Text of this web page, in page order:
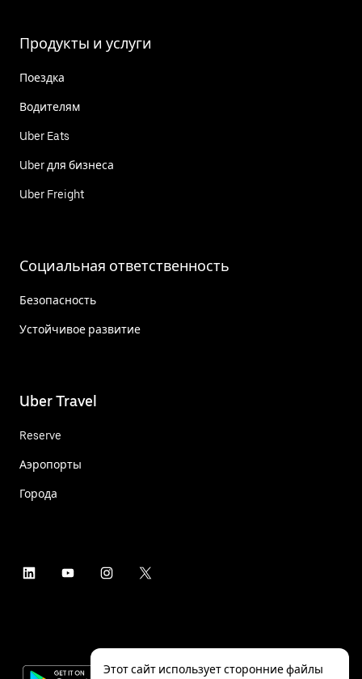
Продукты и услуги
Поездка
Водителям
Uber Eats
Uber для бизнеса
Uber Freight
Социальная ответственность
Безопасность
Устойчивое развитие
Uber Travel
Reserve
Аэропорты
Города
Этот сайт использует сторонние файлы